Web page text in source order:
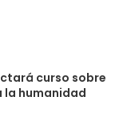
curso sobre
la humanidad